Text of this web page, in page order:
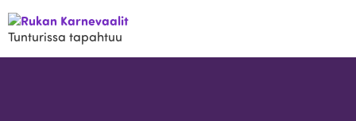
Tunturissa tapahtuu